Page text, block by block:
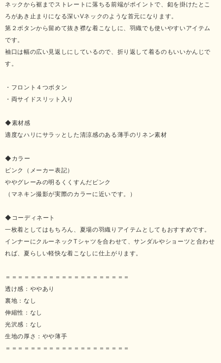
ネックから裾までストレートに落ちる前端がポイントで、釦を掛けたとこ
ろがあき止まりになる深いVネックのような首元になります。
第２ボタンから留めて抜き襟な着こなしに、羽織でも使いやすいアイテム
です。
袖口は幅の広い見返しにしているので、折り返して着るのもいいかんじで
す。
・フロント４つボタン
・両サイドスリット入り
◆素材感
適度なハリにサラッとした清涼感のある薄手のリネン素材
◆カラー
ピンク（メーカー表記）
ややグレーみの明るくくすんだピンク
（マネキン撮影が実際のカラーに近いです。）
◆コーディネート
一枚着としてはもちろん、夏場の羽織りアイテムとしてもおすすめです。
インナーにクルーネックTシャツを合わせて、サンダルやショーツと合わせ
れば、夏らしい軽快な着こなしに仕上がります。
＝＝＝＝＝＝＝＝＝＝＝＝＝＝＝＝＝＝＝＝
透け感：ややあり
裏地：なし
伸縮性：なし
光沢感：なし
生地の厚さ：やや薄手
＝＝＝＝＝＝＝＝＝＝＝＝＝＝＝＝＝＝＝＝